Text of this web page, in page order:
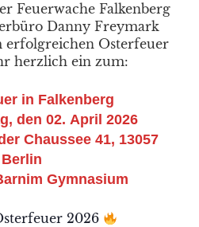
Feuerwache Falkenberg
Danny Freymark
erfolgreichen Osterfeuer
herzlich ein zum:
in Falkenberg
den 02. April 2026
Chaussee 41, 13057
Berlin
Gymnasium
2026